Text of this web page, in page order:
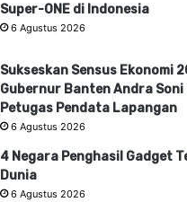
Super-ONE di Indonesia
6 Agustus 2026
Sukseskan Sensus Ekonomi
Gubernur Banten Andra Soni
Petugas Pendata Lapangan
6 Agustus 2026
4 Negara Penghasil Gadget
Dunia
6 Agustus 2026